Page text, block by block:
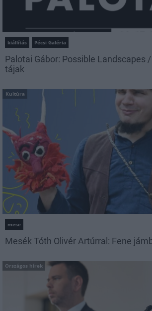
kiállítás Pécsi Galéria
Palotai Gábor: Possible Landscapes
tájak
Kultúra
mese
Mesék Tóth Olivér Artúrral: Fene
Országos hírek